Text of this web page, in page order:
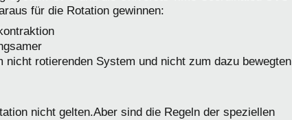
für die Rotation gewinnen:
rotierenden System und nicht zum dazu bewegten
nicht gelten.Aber sind die Regeln der speziellen